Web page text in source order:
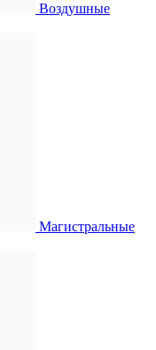
Воздушные
Магистральные